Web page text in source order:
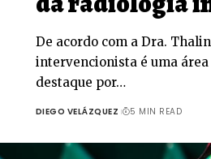
De acordo com a Dra.
intervencionista é uma
destaque por…
DIEGO VELÁZQUEZ 5 MIN READ